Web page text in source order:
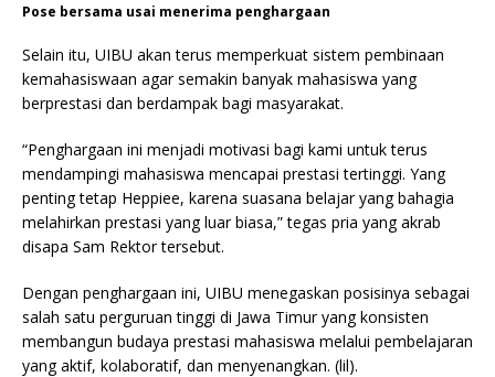
Pose bersama usai menerima penghargaan
Selain itu, UIBU akan terus memperkuat sistem pembinaan
kemahasiswaan agar semakin banyak mahasiswa yang
berprestasi dan berdampak bagi masyarakat.
“Penghargaan ini menjadi motivasi bagi kami untuk terus
mendampingi mahasiswa mencapai prestasi tertinggi. Yang
penting tetap Heppiee, karena suasana belajar yang bahagia
melahirkan prestasi yang luar biasa,” tegas pria yang akrab
disapa Sam Rektor tersebut.
Dengan penghargaan ini, UIBU menegaskan posisinya sebagai
salah satu perguruan tinggi di Jawa Timur yang konsisten
membangun budaya prestasi mahasiswa melalui pembelajaran
yang aktif, kolaboratif, dan menyenangkan. (lil).